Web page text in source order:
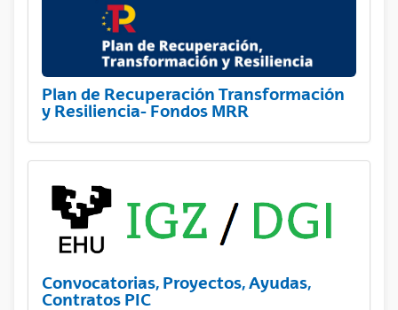
Plan de Recuperación Transformación
y Resiliencia- Fondos MRR
Convocatorias, Proyectos, Ayudas,
Contratos PIC